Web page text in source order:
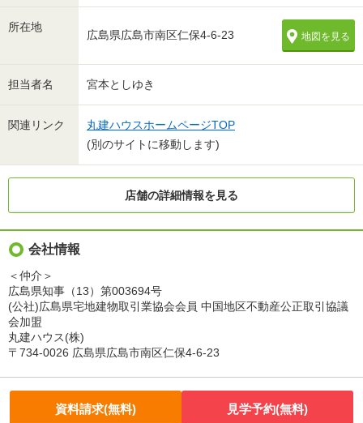
所在地
広島県広島市南区仁保4-6-23 地図を見る
担当者名 宮本としゆき
関連リンク
丸建ハウスホームページTOP
(別のサイトに移動します)
店舗の詳細情報を見る
会社情報
＜仲介＞
広島県知事（13）第003694号
(公社)広島県宅地建物取引業協会会員 中国地区不動産公正取引協議
会加盟
丸建ハウス(株)
〒734-0026 広島県広島市南区仁保4-6-23
資料請求(無料) 見学予約(無料)